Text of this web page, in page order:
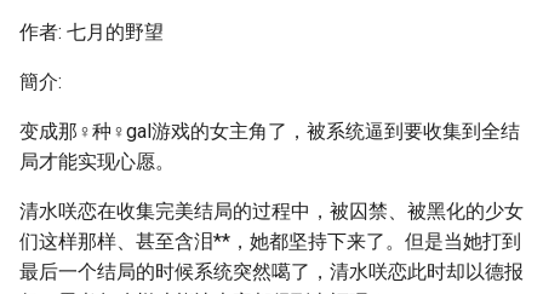
作者: 七月的野望
簡介:
变成那♀种♀gal游戏的女主角了，被系统逼到要收集到全结
局才能实现心愿。
清水咲恋在收集完美结局的过程中，被囚禁、被黑化的少女
们这样那样、甚至含泪**，她都坚持下来了。但是当她打到
最后一个结局的时候系统突然噶了，清水咲恋此时却以德报